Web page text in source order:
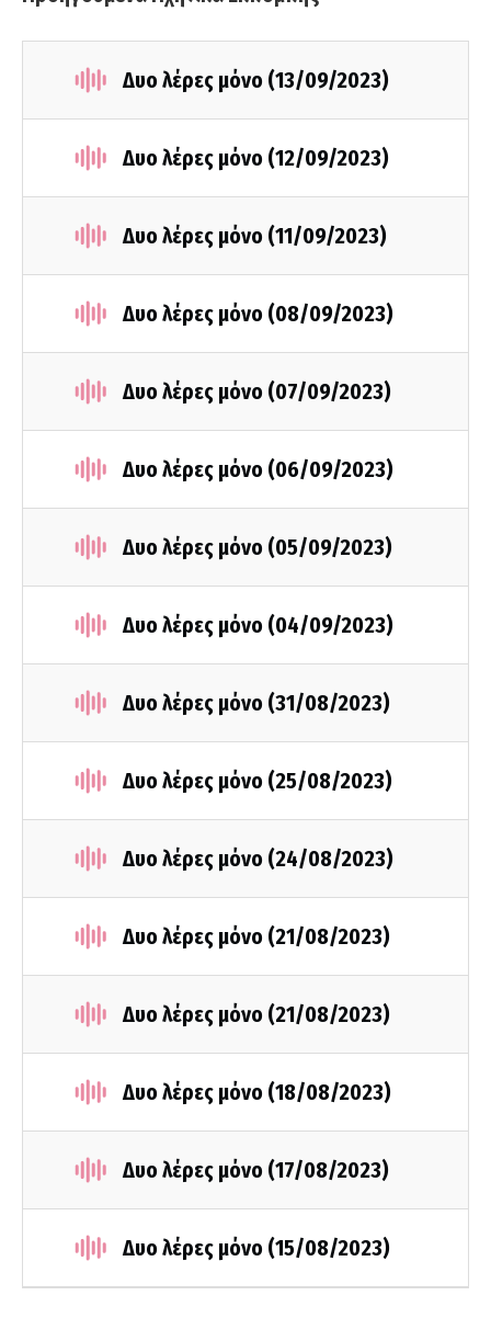
Δυο λέρες μόνο (13/09/2023)
Δυο λέρες μόνο (12/09/2023)
Δυο λέρες μόνο (11/09/2023)
Δυο λέρες μόνο (08/09/2023)
Δυο λέρες μόνο (07/09/2023)
Δυο λέρες μόνο (06/09/2023)
Δυο λέρες μόνο (05/09/2023)
Δυο λέρες μόνο (04/09/2023)
Δυο λέρες μόνο (31/08/2023)
Δυο λέρες μόνο (25/08/2023)
Δυο λέρες μόνο (24/08/2023)
Δυο λέρες μόνο (21/08/2023)
Δυο λέρες μόνο (21/08/2023)
Δυο λέρες μόνο (18/08/2023)
Δυο λέρες μόνο (17/08/2023)
Δυο λέρες μόνο (15/08/2023)